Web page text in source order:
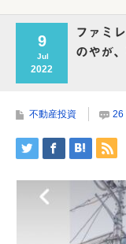
9
Jul
2022
ファミ
のやが
不動産投資 26